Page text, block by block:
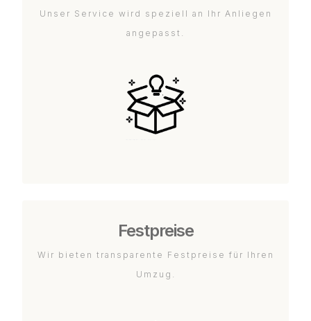
Unser Service wird speziell an Ihr Anliegen
angepasst.
Festpreise
Wir bieten transparente Festpreise für Ihren
Umzug.